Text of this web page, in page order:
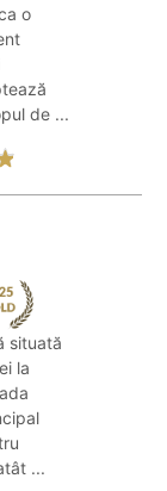
o
de ...
situată
la
...